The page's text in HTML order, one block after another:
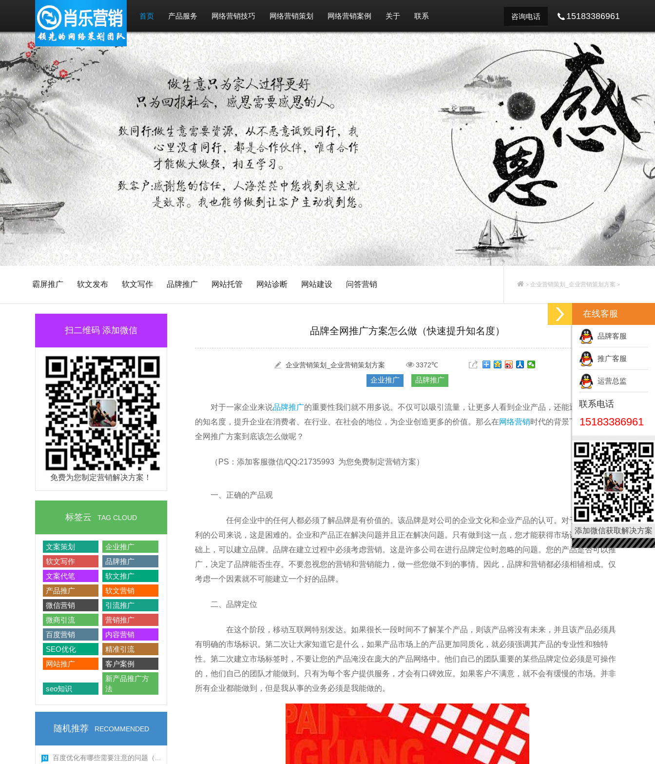
首页 产品服务 网络营销技巧 网络营销策划 网络营销案例 关于 联系 咨询电话 15183386961
霸屏推广 软文发布 软文写作 品牌推广 网站托管 网站诊断 网站建设 问答营销 > 企业营销策划_企业营销策划方案 >
扫二维码 添加微信
免费为您制定营销解决方案！
标签云 TAG CLOUD
文案策划
企业推广
软文写作
品牌推广
文案代笔
软文推广
产品推广
软文营销
微信营销
引流推广
微商引流
营销推广
百度营销
内容营销
SEO优化
精准引流
网站推广
客户案例
seo知识
新产品推广方
法
随机推荐 RECOMMENDED
百度优化有哪些需要注意的问题（...
品牌全网推广方案怎么做（快速提升知名度）
企业营销策划_企业营销策划方案 3372℃
企业推广 品牌推广
对于一家企业来说品牌推广的重要性我们就不用多说。不仅可以吸引流量，让更多人看到企业产品，还能迅速提升品牌
的知名度，提升企业在消费者、在行业、在社会的地位，为企业创造更多的价值。那么在网络营销时代的背景下，企业品牌
全网推广方案到底该怎么做呢？
（PS：添加客服微信/QQ:21735993 为您免费制定营销方案）
一、正确的产品观
任何企业中的任何人都必须了解品牌是有价值的。该品牌是对公司的企业文化和企业产品的认可。对于只想长期获
利的公司来说，这是困难的。企业和产品正在解决问题并且正在解决问题。只有做到这一点，您才能获得市场认可。在此基
础上，可以建立品牌。品牌在建立过程中必须考虑营销。这是许多公司在进行品牌定位时忽略的问题。您的产品是否可以推
广，决定了品牌能否生存。不要忽视您的营销和营销能力，做一些您做不到的事情。因此，品牌和营销都必须相辅相成。仅
考虑一个因素就不可能建立一个好的品牌。
二、品牌定位
在这个阶段，移动互联网特别发达。如果很长一段时间不了解某个产品，则该产品将没有未来，并且该产品必须具
有明确的市场标识。第二次让大家知道它是什么，如果产品市场上的产品更加同质化，就必须强调其产品的专业性和独特
性。第二次建立市场标签时，不要让您的产品淹没在庞大的产品网络中。他们自己的团队重要的某些品牌定位必须是可操作
的，他们自己的团队才能做到。只有为每个客户提供服务，才会有口碑效应。如果客户不满意，就不会有缓慢的市场。并非
所有企业都能做到，但是我从事的业务必须是我能做的。
在线客服
品牌客服
推广客服
运营总监
联系电话
15183386961
添加微信获取解决方案